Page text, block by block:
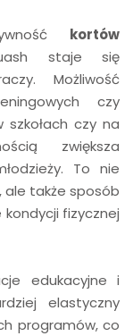
kortów
staje się
Możliwość
czy
czy na
zwiększa
To nie
ale także sposób
fizycznej
edukacyjne i
elastyczny
programów, co